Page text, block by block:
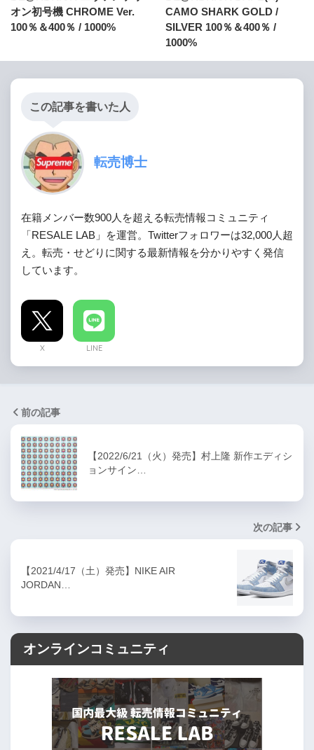
オン初号機 CHROME Ver.
100％＆400％ / 1000%
CAMO SHARK GOLD /
SILVER 100％＆400％ /
1000%
この記事を書いた人
転売博士
在籍メンバー数900人を超える転売情報コミュニティ
「RESALE LAB」を運営。Twitterフォロワーは32,000人超
え。転売・せどりに関する最新情報を分かりやすく発信
しています。
X LINE
前の記事
【2022/6/21（火）発売】村上隆 新作エディシ
ョンサイン…
次の記事
【2021/4/17（土）発売】NIKE AIR
JORDAN…
オンラインコミュニティ